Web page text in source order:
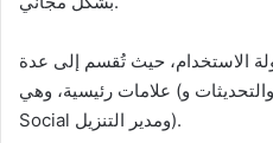
الاستخدام، حيث تُقسم إلى عدة
علامات رئيسية، وهي (الرئيسية والأعلى والسوق والتحديثات وTL
Social ومدير التنزيل).